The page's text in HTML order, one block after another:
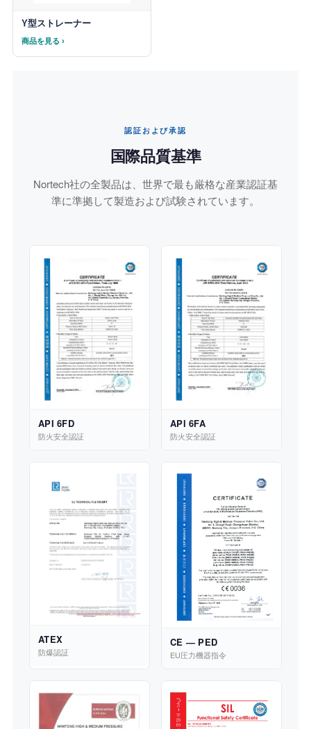
Y型ストレーナー
商品を見る ›
認証および承認
国際品質基準
Nortech社の全製品は、世界で最も厳格な産業認証基
準に準拠して製造および試験されています。
API 6FD
防火安全認証
API 6FA
防火安全認証
ATEX
防爆認証
CE — PED
EU圧力機器指令